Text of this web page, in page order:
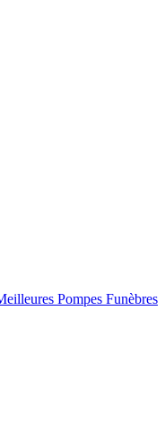
Pompes Funèbres